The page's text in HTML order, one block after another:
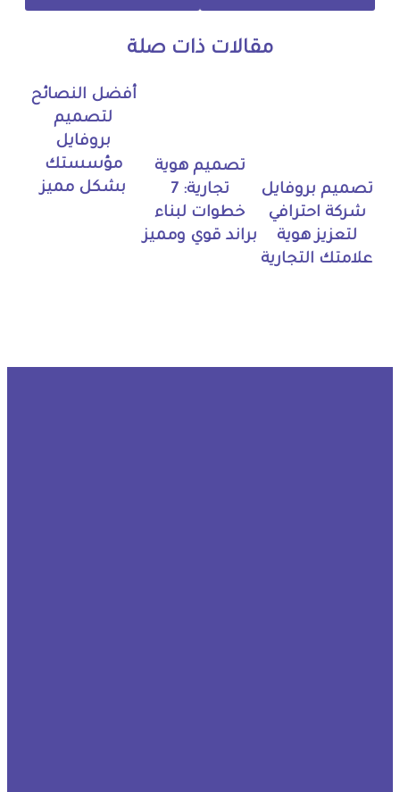
مقالات ذات صلة
تصميم بروفايل
شركة احترافي
لتعزيز هوية
علامتك التجارية
تصميم هوية
تجارية: 7
خطوات لبناء
براند قوي ومميز
أفضل النصائح
لتصميم
بروفايل
مؤسستك
بشكل مميز